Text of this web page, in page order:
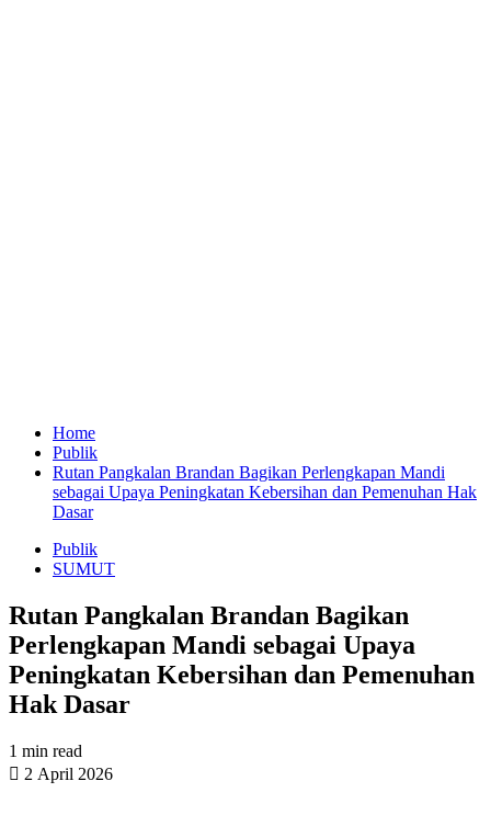
Home
Publik
Rutan Pangkalan Brandan Bagikan Perlengkapan Mandi
sebagai Upaya Peningkatan Kebersihan dan Pemenuhan Hak
Dasar
Publik
SUMUT
Rutan Pangkalan Brandan Bagikan
Perlengkapan Mandi sebagai Upaya
Peningkatan Kebersihan dan Pemenuhan
Hak Dasar
1 min read
2 April 2026